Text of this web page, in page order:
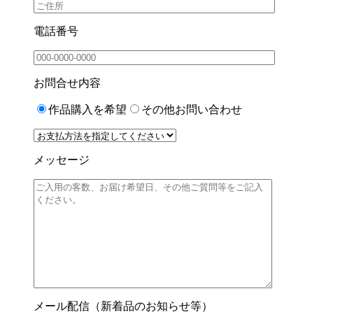
電話番号
お問合せ内容
作品購入を希望 その他お問い合わせ
メッセージ
メール配信（新着品のお知らせ等）